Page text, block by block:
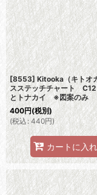
[8553] Kitooka（キトオ
スステッチチャート
とトナカイ ※図案のみ
400円(税別)
(税込 : 440円)
カートに入